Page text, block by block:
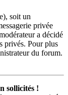
soit un
privée
a décidé
privés. Pour plus
du forum.
sollicités !